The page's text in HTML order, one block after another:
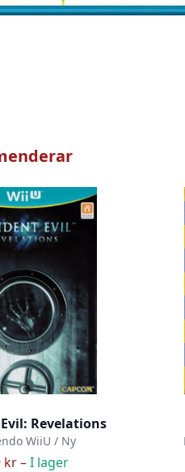
Revelations
WiiU / Ny
kr –I lager